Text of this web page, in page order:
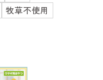
牧草不使用